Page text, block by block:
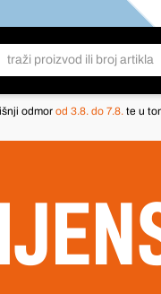
odmor od 3.8. do 7.8. te u